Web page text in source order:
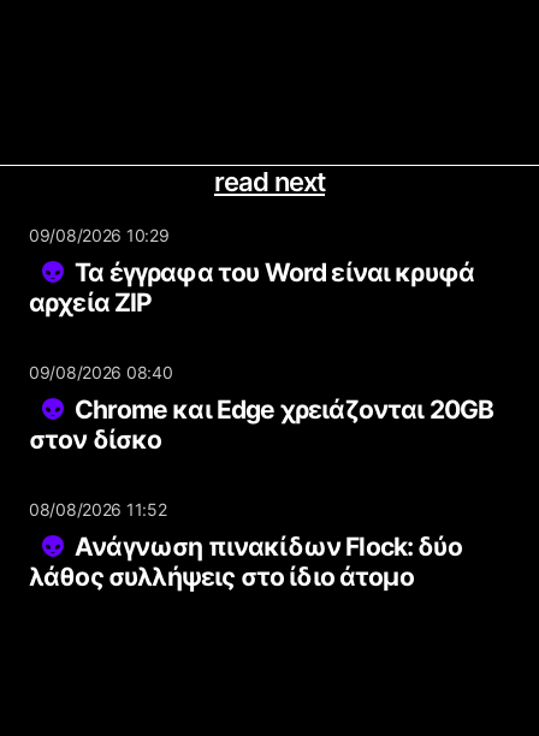
read next
09/08/2026 10:29
Τα έγγραφα του Word είναι κρυφά
αρχεία ZIP
09/08/2026 08:40
Chrome και Edge χρειάζονται 20GB
στον δίσκο
08/08/2026 11:52
Ανάγνωση πινακίδων Flock: δύο
λάθος συλλήψεις στο ίδιο άτομο